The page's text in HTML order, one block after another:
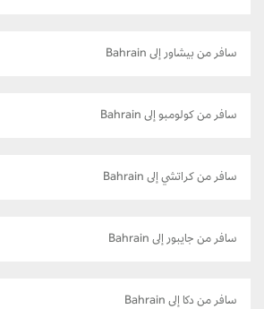
سافر من بيشاور إلى Bahrain
سافر من كولومبو إلى Bahrain
سافر من كراتشي إلى Bahrain
سافر من جايبور إلى Bahrain
سافر من دكا إلى Bahrain